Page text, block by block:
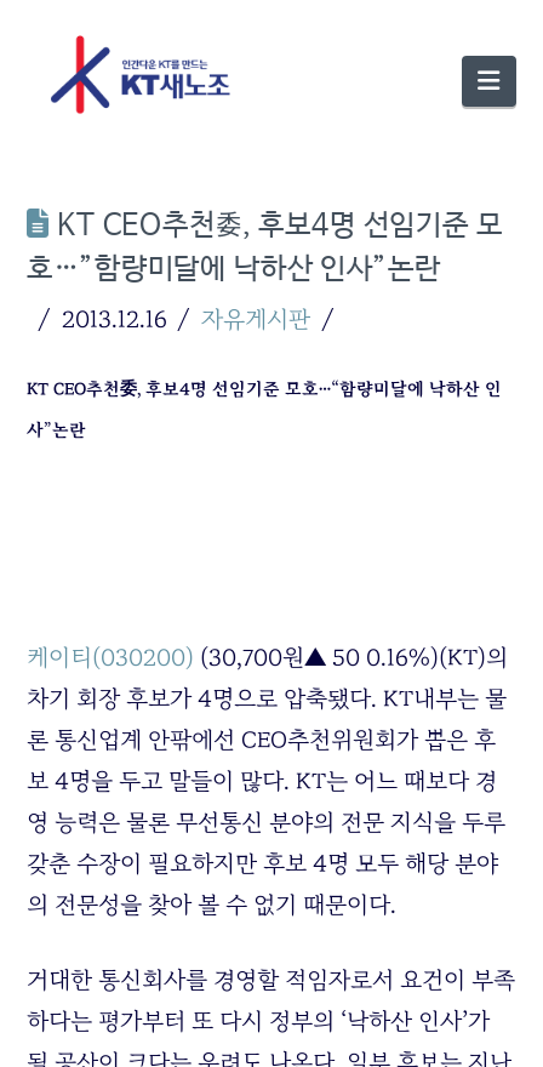
KT CEO추천委, 후보4명 선임기준 모
호…”함량미달에 낙하산 인사”논란
2013.12.16 자유게시판
KT CEO추천委, 후보4명 선임기준 모호…“함량미달에 낙하산 인
사”논란
케이티(030200) (30,700원▲ 50 0.16%)(KT)의
차기 회장 후보가 4명으로 압축됐다. KT내부는 물
론 통신업계 안팎에선 CEO추천위원회가 뽑은 후
보 4명을 두고 말들이 많다. KT는 어느 때보다 경
영 능력은 물론 무선통신 분야의 전문 지식을 두루
갖춘 수장이 필요하지만 후보 4명 모두 해당 분야
의 전문성을 찾아 볼 수 없기 때문이다.
거대한 통신회사를 경영할 적임자로서 요건이 부족
하다는 평가부터 또 다시 정부의 ‘낙하산 인사’가